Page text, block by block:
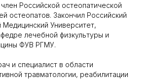
Российской остеопатической
остеопатов. Закончил Российский
Медицинский Университет,
лечебной физкультуры и
ФУВ РГМУ.
и специалист в области
травматологии, реабилитации